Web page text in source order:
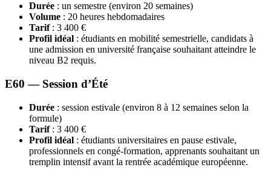
Durée : un semestre (environ 20 semaines)
Volume : 20 heures hebdomadaires
Tarif: 3 400 €
Profil idéal : étudiants en mobilité semestrielle, candidats à
une admission en université française souhaitant atteindre le
niveau B2 requis.
E60 — Session d’Été
Durée : session estivale (environ 8 à 12 semaines selon la
formule)
Tarif: 3 400 €
Profil idéal : étudiants universitaires en pause estivale,
professionnels en congé-formation, apprenants souhaitant un
tremplin intensif avant la rentrée académique européenne.